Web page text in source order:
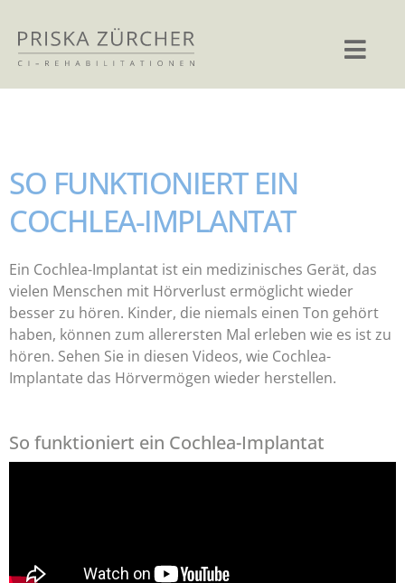
SO FUNKTIONIERT EIN
COCHLEA-IMPLANTAT
Ein Cochlea-Implantat ist ein medizinisches Gerät, das
vielen Menschen mit Hörverlust ermöglicht wieder
besser zu hören. Kinder, die niemals einen Ton gehört
haben, können zum allerersten Mal erleben wie es ist zu
hören. Sehen Sie in diesen Videos, wie Cochlea-
Implantate das Hörvermögen wieder herstellen.
So funktioniert ein Cochlea-Implantat